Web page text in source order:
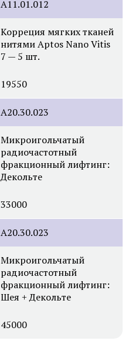
A11.01.012
Корреция мягких тканей
нитями Aptos Nano Vitis
7 — 5 шт.
19550
А20.30.023
Микроигольчатый
радиочастотный
фракционный лифтинг:
Декольте
33000
A20.30.023
Микроигольчатый
радиочастотный
фракционный лифтинг:
Шея + Декольте
45000